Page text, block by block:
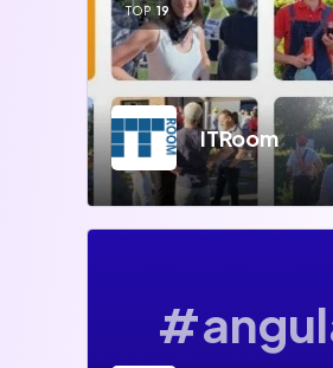
TOP 19
ITRoom